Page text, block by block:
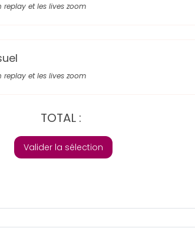
replay et les lives zoom
replay et les lives zoom
TOTAL :
Valider la sélection